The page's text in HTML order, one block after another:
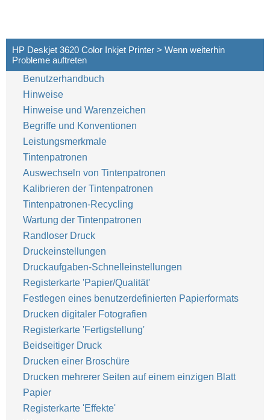
HP Deskjet 3620 Color Inkjet Printer > Wenn weiterhin
Probleme auftreten
Benutzerhandbuch
Hinweise
Hinweise und Warenzeichen
Begriffe und Konventionen
Leistungsmerkmale
Tintenpatronen
Auswechseln von Tintenpatronen
Kalibrieren der Tintenpatronen
Tintenpatronen-Recycling
Wartung der Tintenpatronen
Randloser Druck
Druckeinstellungen
Druckaufgaben-Schnelleinstellungen
Registerkarte 'Papier/Qualität'
Festlegen eines benutzerdefinierten Papierformats
Drucken digitaler Fotografien
Registerkarte 'Fertigstellung'
Beidseitiger Druck
Drucken einer Broschüre
Drucken mehrerer Seiten auf einem einzigen Blatt
Papier
Registerkarte 'Effekte'